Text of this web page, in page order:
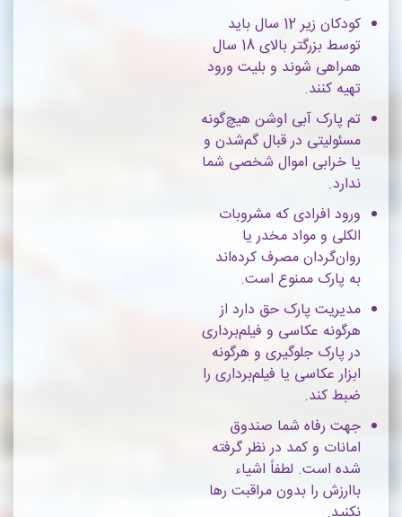
کودکان زیر 12 سال باید
توسط بزرگتر بالای 18 سال
همراهی شوند و بلیت ورود
تهیه کنند.
تم پارک آبی اوشن هیچ‌گونه
مسئولیتی در قبال گم‌شدن و
یا خرابی اموال شخصی شما
ندارد.
ورود افرادی که مشروبات
الکلی و مواد مخدر یا
روان‌گردان مصرف کرده‌اند
به پارک ممنوع است.
مدیریت پارک حق دارد از
هرگونه عکاسی و فیلم‌برداری
در پارک جلوگیری و هرگونه
ابزار عکاسی یا فیلم‌برداری را
ضبط کند.
جهت رفاه شما صندوق
امانات و کمد در نظر گرفته
شده است. لطفاً اشیاء
باارزش را بدون مراقبت رها